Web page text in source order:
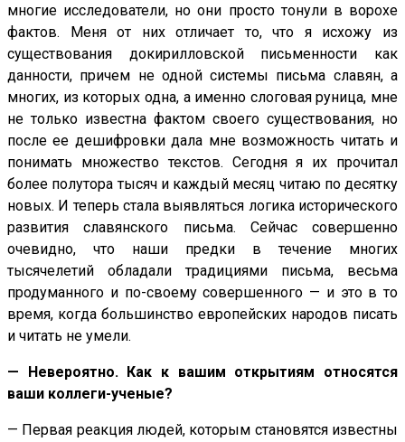
многие исследователи, но они просто тонули в ворохе
фактов. Меня от них отличает то, что я исхожу из
существования докирилловской письменности как
данности, причем не одной системы письма славян, а
многих, из которых одна, а именно слоговая руница, мне
не только известна фактом своего существования, но
после ее дешифровки дала мне возможность читать и
понимать множество текстов. Сегодня я их прочитал
более полутора тысяч и каждый месяц читаю по десятку
новых. И теперь стала выявляться логика исторического
развития славянского письма. Сейчас совершенно
очевидно, что наши предки в течение многих
тысячелетий обладали традициями письма, весьма
продуманного и по-своему совершенного — и это в то
время, когда большинство европейских народов писать
и читать не умели.
— Невероятно. Как к вашим открытиям относятся
ваши коллеги-ученые?
— Первая реакция людей, которым становятся известны